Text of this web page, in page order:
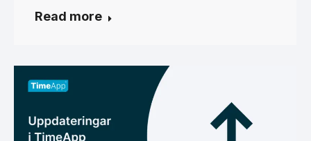
Read more